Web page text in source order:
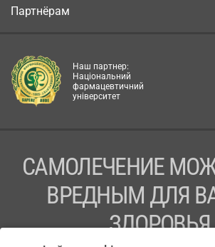
Партнёрам
Наш партнер:
Національний
фармацевтичний
університет
САМОЛЕЧЕНИЕ
ВРЕДНЫМ ДЛЯ
ЗДОРОВЬЯ